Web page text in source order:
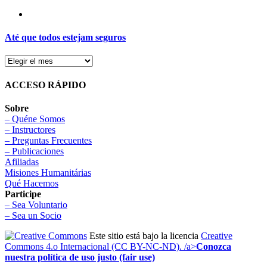
Até que todos estejam seguros
ACCESO RÁPIDO
Sobre
– Quéne Somos
– Instructores
– Preguntas Frecuentes
– Publicaciones
Afiliadas
Misiones Humanitárias
Qué Hacemos
Participe
– Sea Voluntario
– Sea un Socio
Este sitio está bajo la licencia Creative
Commons 4.o Internacional (CC BY-NC-ND). /a>Conozca
nuestra política de uso justo (fair use)